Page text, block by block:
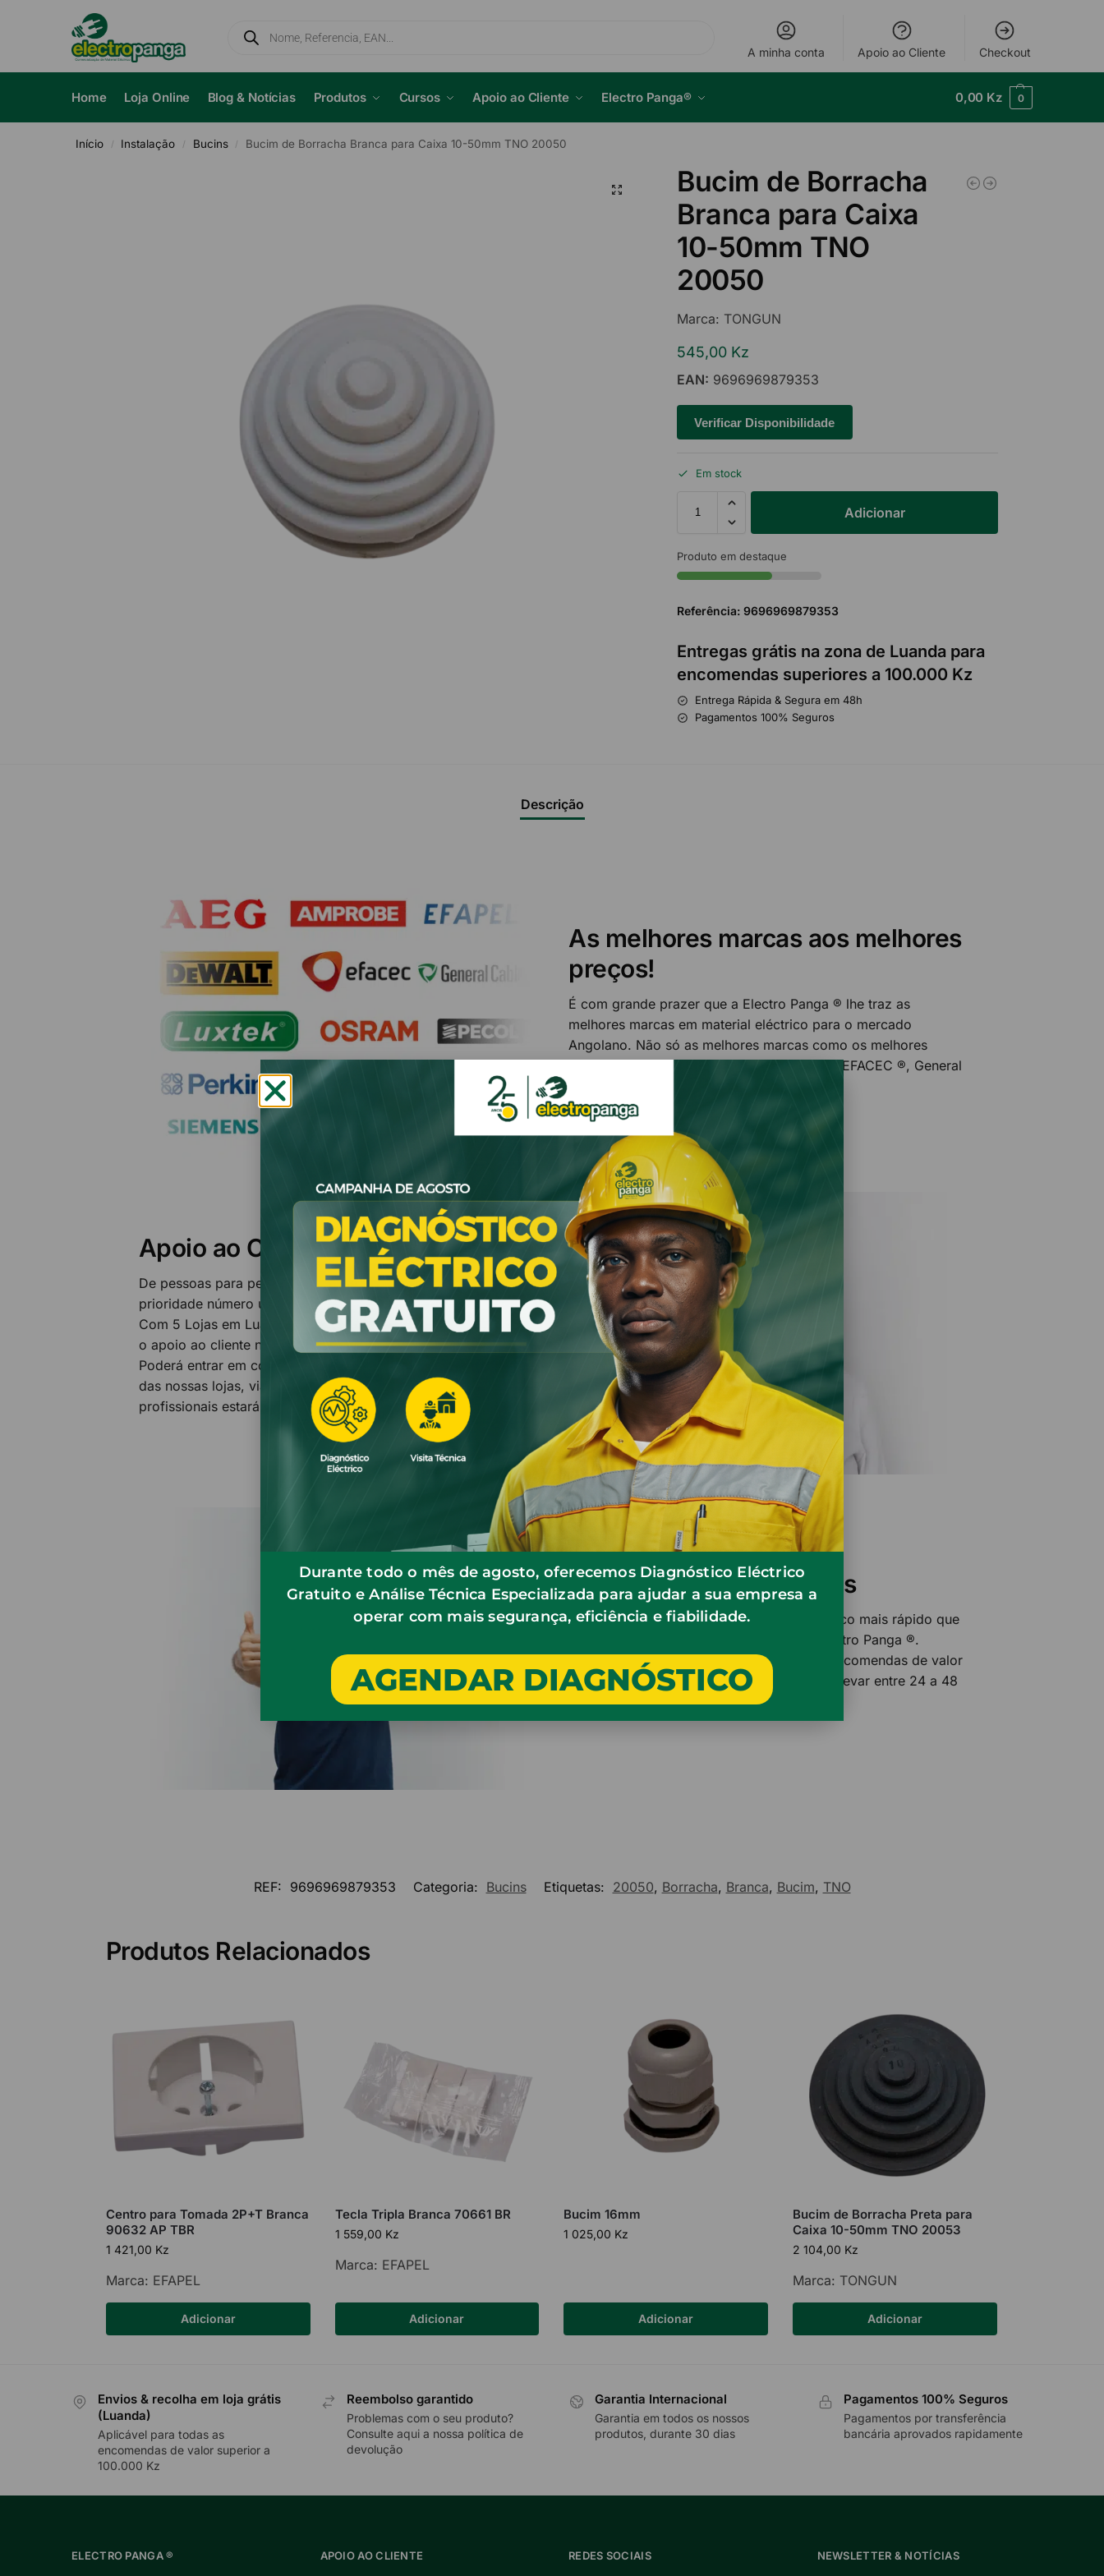
A minha conta Apoio ao Cliente Checkout
Home Loja Online Blog & Notícias Produtos Cursos Apoio ao Cliente Electro Panga® 0,00 Kz 0
Início / Instalação / Bucins / Bucim de Borracha Branca para Caixa 10-50mm TNO 20050
Bucim de Borracha
Branca para Caixa
10-50mm TNO
20050
Marca: TONGUN
545,00 Kz
EAN: 9696969879353
Verificar Disponibilidade
Em stock
Adicionar
Produto em destaque
Referência: 9696969879353
Entregas grátis na zona de Luanda para
encomendas superiores a 100.000 Kz
Entrega Rápida & Segura em 48h
Pagamentos 100% Seguros
Descrição
As melhores marcas aos melhores
preços!
É com grande prazer que a Electro Panga ® lhe traz as
melhores marcas em material eléctrico para o mercado
Angolano. Não só as melhores marcas como os melhores
preços. Siemens, AEG, AMPROBE, EFAPEL, EFACEC ®, General
Apoio ao Cliente & Pós-Venda
De pessoas para pessoas, na Electro Panga ® a nossa
prioridade número um é você!
Com 5 Lojas em Luanda e uma no Namibe a nossa prioridade é
o apoio ao cliente não só na venda mas também pós-venda.
Poderá entrar em contacto connosco através de qualquer uma
das nossas lojas, via e-mail ou via telefone. A nossa equipa de
profissionais estará sempre apta para o ajudar.
Entregas rápidas & grátis
Agora poderá receber o seu material eléctrico mais rápido que
nunca e 100% online com a Loja online Electro Panga ®.
Entregas grátis na região de Luanda para encomendas de valor
superior a 100.000 Kz. As entregas podem levar entre 24 a 48
horas.
REF: 9696969879353 Categoria: Bucins Etiquetas: 20050, Borracha, Branca, Bucim, TNO
Produtos Relacionados
Centro para Tomada 2P+T Branca
90632 AP TBR
1 421,00 Kz
Marca: EFAPEL
Adicionar
Tecla Tripla Branca 70661 BR
1 559,00 Kz
Marca: EFAPEL
Adicionar
Bucim 16mm
1 025,00 Kz
Adicionar
Bucim de Borracha Preta para
Caixa 10-50mm TNO 20053
2 104,00 Kz
Marca: TONGUN
Adicionar
Envios & recolha em loja grátis
(Luanda)
Aplicável para todas as
encomendas de valor superior a
100.000 Kz
Reembolso garantido
Problemas com o seu produto?
Consulte aquia nossa política de
devolução
Garantia Internacional
Garantia em todos os nossos
produtos, durante 30 dias
Pagamentos 100% Seguros
Pagamentos por transferência
bancária aprovados rapidamente
ELECTRO PANGA ® APOIO AO CLIENTE REDES SOCIAIS NEWSLETTER & NOTÍCIAS
Durante todo o mês de agosto, oferecemos Diagnóstico Eléctrico
Gratuito e Análise Técnica Especializada para ajudar a sua empresa a
operar com mais segurança, eficiência e fiabilidade.
AGENDAR DIAGNÓSTICO